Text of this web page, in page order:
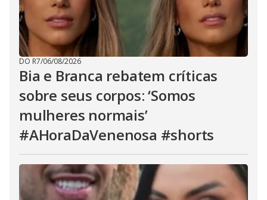
DO R7/06/08/2026
Bia e Branca rebatem críticas
sobre seus corpos: ‘Somos
mulheres normais’
#AHoraDaVenenosa #shorts